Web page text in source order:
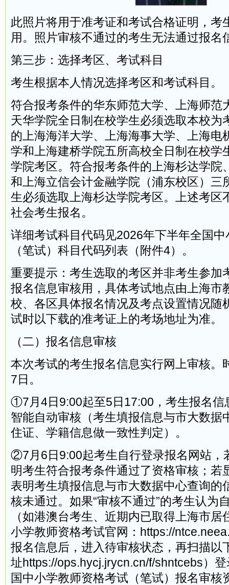
此照片将用于准考证和考试合格证明，考
用。照片审核不通过的考生无法通过报名
第三步：选择考区、考试科目
考生根据本人情况选择考区和考试科目。
符合报考条件的华东师范大学、上海师范
天华学院全日制在校学生必须选取本校为
的上海海洋大学、上海海事大学、上海电
学和上海建桥学院五所高校全日制在校学
学院考区。符合报考条件的上海杉达学院
和上海立信会计金融学院（浦东校区）三
生必须选取上海杉达学院考区。上述考区
社会考生报名。
详细考试科目代码见2026年下半年全国
（笔试）科目代码列表（附件4）。
重要提示：考生选取的考区并非考生参加
报名信息审核用，具体考试地点由上海市
校、各区具体报名情况及考点设置情况随
试时以下载的准考证上的考场地址为准。
（二）报名信息审核
本次考试的考生报名信息实行网上审核
7日。
①7月4日9:00起至5日17:00，考生报名信
智能自动审核（考生填报信息与市大数据
住证、学籍信息做一致性判定）。
②7月6日9:00起考生自行登录报名网站，
明考生符合报考条件通过了资格审核；若
表明考生填报信息与市大数据中心查询的
核未通过。如果“审核不通过”的考生认为
（如港澳台考生、近期内已取得上海市
小学教师资格考试官网：https://
报名信息后，进入待审核状态，再扫描以
址https://ops.hycj.jrycn.cn/f/shntcebs）
国中小学教师资格考试（笔试）报名审核